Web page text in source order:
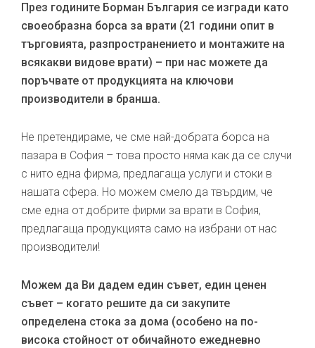
През годините Борман България се изгради като
своеобразна борса за врати (21 години опит в
търговията, разпространението и монтажите на
всякакви видове врати) – при нас можете да
поръчвате от продукцията на ключови
производители в бранша.
Не претендираме, че сме най-добрата борса на
пазара в София – това просто няма как да се случи
с нито една фирма, предлагаща услуги и стоки в
нашата сфера. Но можем смело да твърдим, че
сме една от добрите фирми за врати в София,
предлагаща продукцията само на избрани от нас
производители!
Можем да Ви дадем един съвет, един ценен
съвет – когато решите да си закупите
определена стока за дома (особено на по-
висока стойност от обичайното ежедневно